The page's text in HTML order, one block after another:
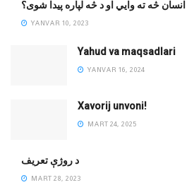
انسان څه ته وایي او د څه لپاره پیدا شوی؟
YANVAR 10, 2023
Yahud va maqsadlari
YANVAR 16, 2024
Xavorij unvoni!
MART 24, 2025
‌د روژې تعریف
MART 28, 2023